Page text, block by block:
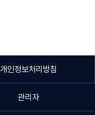
개인정보처리방침
관리자